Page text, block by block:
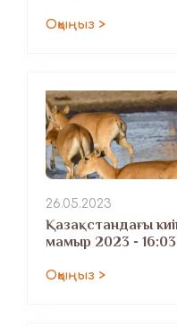
Оқыңыз >
26.05.2023
Қазақстандағы
мамыр 2023 - 16:03
Оқыңыз >